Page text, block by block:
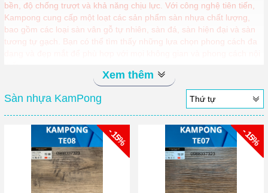
bền, độ chống trượt và khả năng chịu lực. Với công nghệ tiên tiến,
Kampong cung cấp một loạt các sản phẩm sàn nhựa chất lượng,
bao gồm các loại sàn vân gỗ tự nhiên, sàn đá, sàn hiện đại và sàn
tương tự gạch. Bạn có thể tìm thấy những lựa chọn phong cách đa
Xem thêm
Sàn nhựa KamPong
Thứ tự
- 15% - 15%